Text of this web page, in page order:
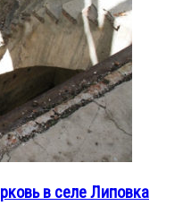
в селе Липовка